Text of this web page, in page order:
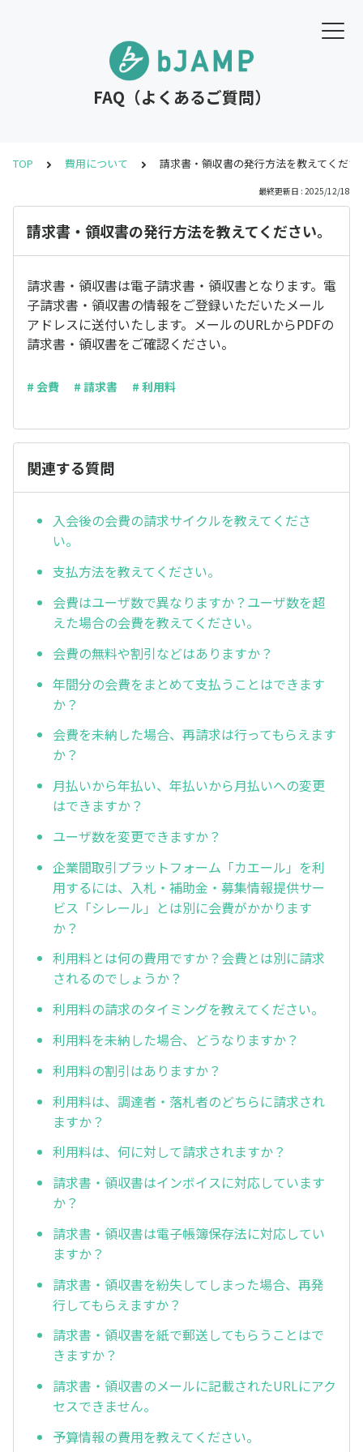
FAQ（よくあるご質問）
TOP 費用について 請求書・領収書の発行方法を教えてくださ
最終更新日 : 2025/12/18
請求書・領収書の発行方法を教えてください。
請求書・領収書は電子請求書・領収書となります。電
子請求書・領収書の情報をご登録いただいたメール
アドレスに送付いたします。メールのURLからPDFの
請求書・領収書をご確認ください。
# 会費 # 請求書 # 利用料
関連する質問
入会後の会費の請求サイクルを教えてくださ
い。
支払方法を教えてください。
会費はユーザ数で異なりますか？ユーザ数を超
えた場合の会費を教えてください。
会費の無料や割引などはありますか？
年間分の会費をまとめて支払うことはできます
か？
会費を未納した場合、再請求は行ってもらえます
か？
月払いから年払い、年払いから月払いへの変更
はできますか？
ユーザ数を変更できますか？
企業間取引プラットフォーム「カエール」を利
用するには、入札・補助金・募集情報提供サー
ビス「シレール」とは別に会費がかかります
か？
利用料とは何の費用ですか？会費とは別に請求
されるのでしょうか？
利用料の請求のタイミングを教えてください。
利用料を未納した場合、どうなりますか？
利用料の割引はありますか？
利用料は、調達者・落札者のどちらに請求され
ますか？
利用料は、何に対して請求されますか？
請求書・領収書はインボイスに対応しています
か？
請求書・領収書は電子帳簿保存法に対応してい
ますか？
請求書・領収書を紛失してしまった場合、再発
行してもらえますか？
請求書・領収書を紙で郵送してもらうことはで
きますか？
請求書・領収書のメールに記載されたURLにアク
セスできません。
予算情報の費用を教えてください。